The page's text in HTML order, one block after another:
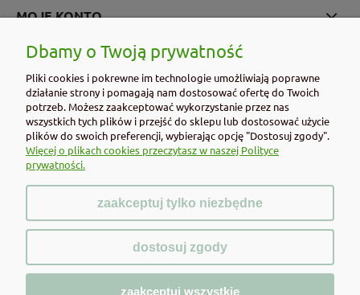
MOJE KONTO
PŁATNOŚCI I DOSTAWA
INFORMACJE
O NAS
Sklep internetowy Shoper.pl
Dbamy o Twoją prywatność
Pliki cookies i pokrewne im technologie umożliwiają poprawne
działanie strony i pomagają nam dostosować ofertę do Twoich
potrzeb. Możesz zaakceptować wykorzystanie przez nas
wszystkich tych plików i przejść do sklepu lub dostosować użycie
plików do swoich preferencji, wybierając opcję "Dostosuj zgody".
Więcej o plikach cookies przeczytasz w naszej Polityce
prywatności.
zaakceptuj tylko niezbędne
dostosuj zgody
zaakceptuj wszystkie